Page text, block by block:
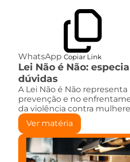
WhatsApp Copiar Link
Lei Não é Não:
dúvidas
A Lei Não é Não
prevenção e no
da violência contra
Ver matéria